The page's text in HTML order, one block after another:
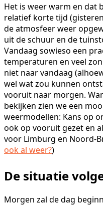
Het is weer warm en dat
relatief korte tijd
de atmosfeer weer
uit de schuur en de
Vandaag sowieso een
temperaturen en veel
niet naar vandaag
wel wat zou kunnen
vooruit naar morgen.
bekijken zien we een
weermodellen: Kans op
ook op vooruit gezet en
voor Limburg en Noord-
ook al weer?)
De situatie
Morgen zal de dag